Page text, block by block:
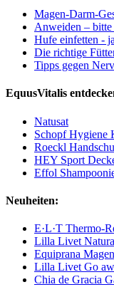
Magen-Darm-
Anweiden –
Hufe einfetten -
Die richtige
Tipps gegen
EquusVitalis
Natusat
Schopf Hygiene
Roeckl
HEY Sport
Effol
Neuheiten:
E·L·T Thermo-
Lilla Livet
Equiprana
Lilla Livet Go
Chia de Gracia